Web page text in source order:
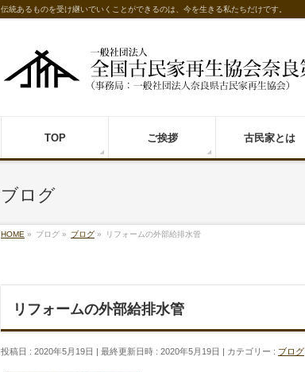
伝統あるものを受け継いでいくことができるのは、今を生きる私たちだけです。
TOP ご挨拶 古民家とは
ブログ
HOME » ブログ » ブログ » リフォームの外部給排水管
リフォームの外部給排水管
投稿日 : 2020年5月19日 最終更新日時 : 2020年5月19日 カテゴリー : ブログ